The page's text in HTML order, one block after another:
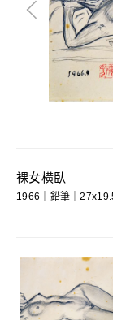
裸女橫臥
1966｜鉛筆｜